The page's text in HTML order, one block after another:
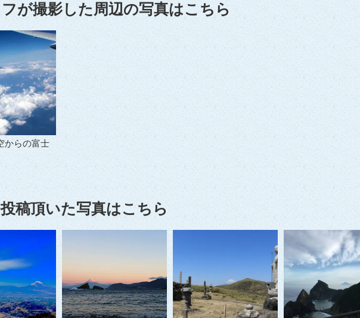
が撮影した周辺の写真はこちら
からの富士
稿頂いた写真はこちら